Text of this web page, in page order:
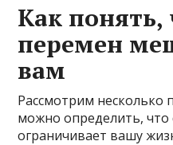
Как понять,
перемен
вам
Рассмотрим несколько
можно определить, что
ограничивает вашу